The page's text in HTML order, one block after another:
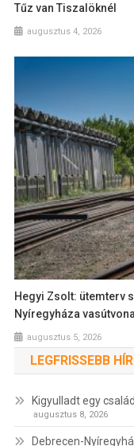
Tűz van Tiszalöknél
augusztus 4, 2026
Hegyi Zsolt: ütemterv
Nyíregyháza
augusztus 5, 2026
LEGFRISSEBB
Kigyulladt egy
augusztus 8, 2026
Debrecen-